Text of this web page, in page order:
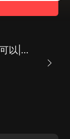
天降萌寶：靳先生，我可以|現言萌寶追妻文|AI多播